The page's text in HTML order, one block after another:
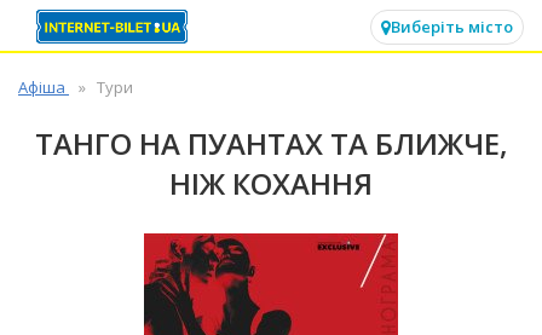
Виберіть місто
Афіша Тури
ТАНГО НА ПУАНТАХ ТА БЛИЖЧЕ,
НІЖ КОХАННЯ